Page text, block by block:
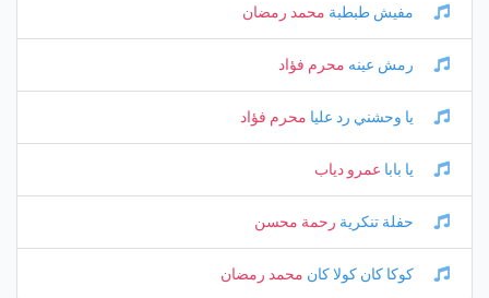
مفيش طبطبة محمد رمضان
رمش عينه محرم فؤاد
يا وحشني رد عليا محرم فؤاد
يا بابا عمرو دياب
حفلة تنكرية رحمة محسن
كوكا كان كولا كان محمد رمضان